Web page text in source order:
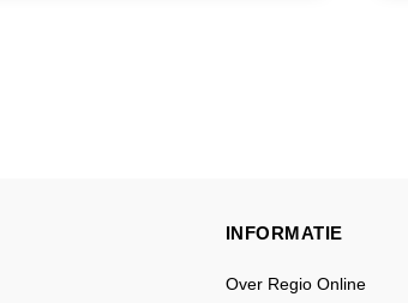
INFORMATIE
Over Regio Online